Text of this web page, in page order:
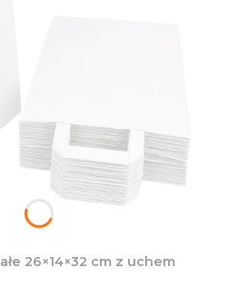
26×14×32 cm z uchem